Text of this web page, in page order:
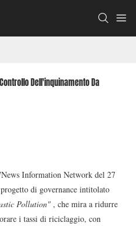
Dell'inquinamento Da
Information Network del 27
di governance intitolato
Pollution" , che mira a ridurre
i tassi di riciclaggio, con